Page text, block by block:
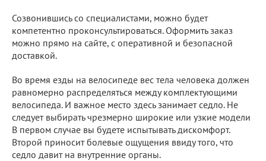
Созвонившись со специалистами, можно будет
компетентно проконсультироваться. Оформить заказ
можно прямо на сайте, с оперативной и безопасной
доставкой.
Во время езды на велосипеде вес тела человека должен
равномерно распределяться между комплектующими
велосипеда. И важное место здесь занимает седло. Не
следует выбирать чрезмерно широкие или узкие модели
В первом случае вы будете испытывать дискомфорт.
Второй приносит болевые ощущения ввиду того, что
седло давит на внутренние органы.